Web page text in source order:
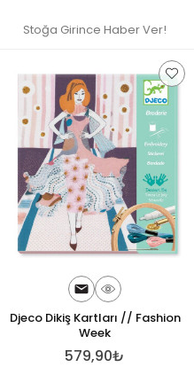
Stoğa Girince Haber Ver!
Djeco Dikiş Kartları // Fashion
Week
579,90₺